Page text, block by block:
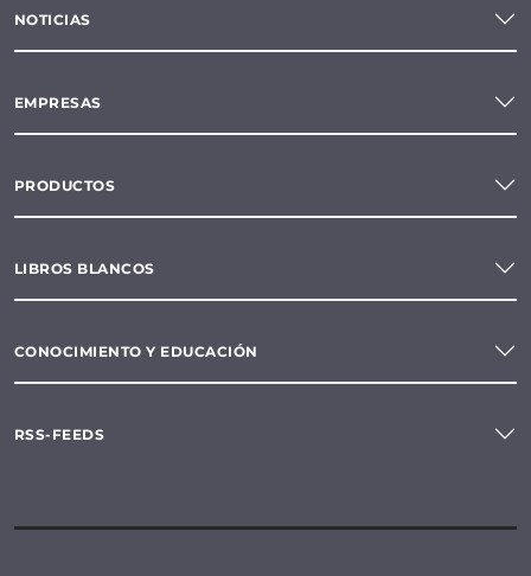
NOTICIAS
EMPRESAS
PRODUCTOS
LIBROS BLANCOS
CONOCIMIENTO Y EDUCACIÓN
RSS-FEEDS